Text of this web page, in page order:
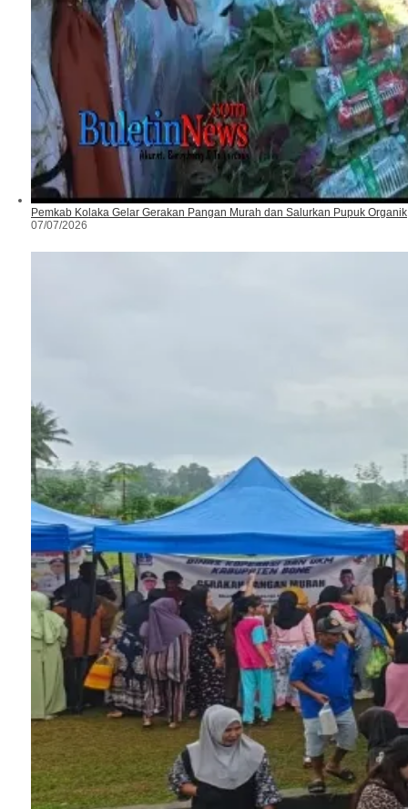
Pemkab Kolaka Gelar Gerakan Pangan Murah dan Salurkan Pupuk Organik
07/07/2026